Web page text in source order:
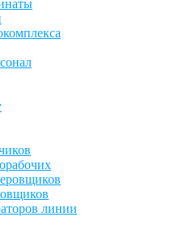
линии